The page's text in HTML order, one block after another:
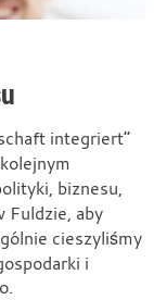
integriert”
biznesu,
Fuldzie, aby
cieszyliśmy
i